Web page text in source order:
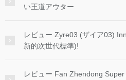
い王道アウター
レビュー Zyre03 (ザイア03)
新的次世代標準)!
レビュー Fan Zhendong